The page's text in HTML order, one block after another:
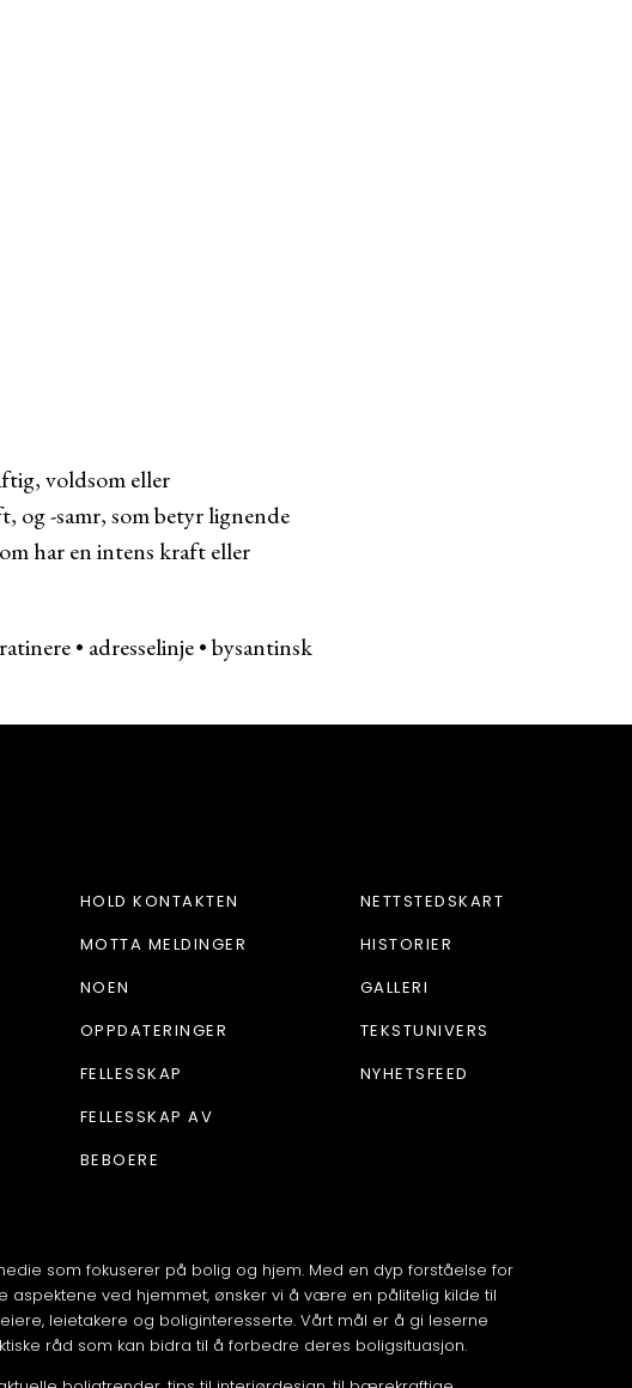
voldsom eller
og -samr, som betyr lignende
har en intens kraft eller
• adresselinje•bysantinsk
som fokuserer på bolig og hjem. Med en dyp forståelse for
aspektene ved hjemmet, ønsker vi å være en pålitelig kilde til
leietakere og boliginteresserte. Vårt mål er å gi leserne
råd som kan bidra til å forbedre deres boligsituasjon.
HOLD KONTAKTEN
MOTTA MELDINGER
NOEN
OPPDATERINGER
FELLESSKAP
FELLESSKAP AV
BEBOERE
NETTSTEDSKART
HISTORIER
GALLERI
TEKSTUNIVERS
NYHETSFEED